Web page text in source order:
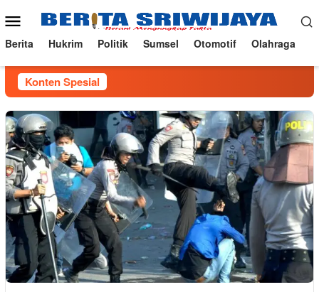
ke
konten
Menu
Mobile
Berita Hukrim Politik Sumsel Otomotif Olahraga
Konten Spesial